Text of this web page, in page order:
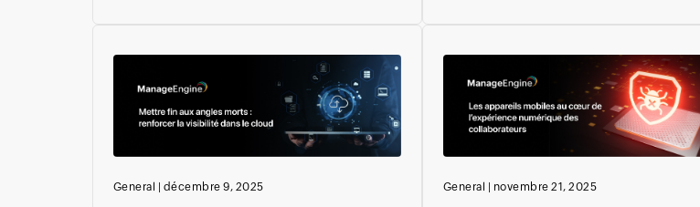
General décembre 9, 2025 General novembre 21, 2025